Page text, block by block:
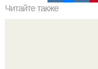
Читайте также